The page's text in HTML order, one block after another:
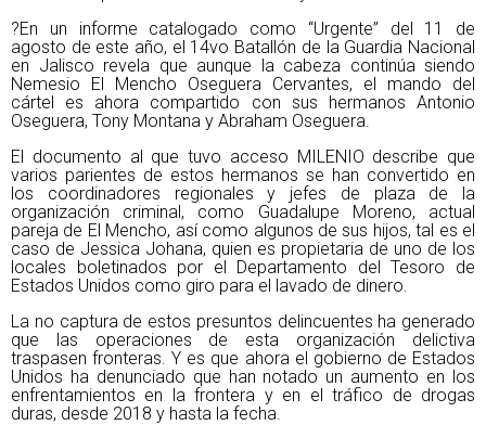
?En un informe catalogado como “Urgente” del 11 de
agosto de este año, el 14vo Batallón de la Guardia Nacional
en Jalisco revela que aunque la cabeza continúa siendo
Nemesio El Mencho Oseguera Cervantes, el mando del
cártel es ahora compartido con sus hermanos Antonio
Oseguera, Tony Montana y Abraham Oseguera.
El documento al que tuvo acceso MILENIO describe que
varios parientes de estos hermanos se han convertido en
los coordinadores regionales y jefes de plaza de la
organización criminal, como Guadalupe Moreno, actual
pareja de El Mencho, así como algunos de sus hijos, tal es el
caso de Jessica Johana, quien es propietaria de uno de los
locales boletinados por el Departamento del Tesoro de
Estados Unidos como giro para el lavado de dinero.
La no captura de estos presuntos delincuentes ha generado
que las operaciones de esta organización delictiva
traspasen fronteras. Y es que ahora el gobierno de Estados
Unidos ha denunciado que han notado un aumento en los
enfrentamientos en la frontera y en el tráfico de drogas
duras, desde 2018 y hasta la fecha.